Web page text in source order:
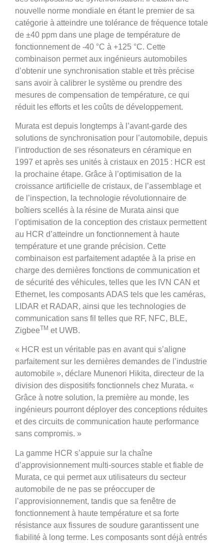
nouvelle norme mondiale en étant le premier de sa
catégorie à atteindre une tolérance de fréquence totale
de ±40 ppm dans une plage de température de
fonctionnement de -40 °C à +125 °C. Cette
combinaison permet aux ingénieurs automobiles
d’obtenir une synchronisation stable et très précise
sans avoir à calibrer le système ou prendre des
mesures de compensation de température, ce qui
réduit les efforts et les coûts de développement.
Murata est depuis longtemps à l’avant-garde des
solutions de synchronisation pour l’automobile, depuis
l’introduction de ses résonateurs en céramique en
1997 et après ses unités à cristaux en 2015 : HCR est
la prochaine étape. Grâce à l’optimisation de la
croissance artificielle de cristaux, de l’assemblage et
de l’inspection, la technologie révolutionnaire de
boîtiers scellés à la résine de Murata ainsi que
l’optimisation de la conception des cristaux permettent
au HCR d’atteindre un fonctionnement à haute
température et une grande précision. Cette
combinaison est parfaitement adaptée à la prise en
charge des dernières fonctions de communication et
de sécurité des véhicules, telles que les IVN CAN et
Ethernet, les composants ADAS tels que les caméras,
LIDAR et RADAR, ainsi que les technologies de
communication sans fil telles que RF, NFC, BLE,
ZigbeeTM et UWB.
« HCR est un véritable pas en avant qui s’aligne
parfaitement sur les dernières demandes de l’industrie
automobile », déclare Munenori Hikita, directeur de la
division des dispositifs fonctionnels chez Murata. «
Grâce à notre solution, la première au monde, les
ingénieurs pourront déployer des conceptions réduites
et des circuits de communication haute performance
sans compromis. »
La gamme HCR s’appuie sur la chaîne
d’approvisionnement multi-sources stable et fiable de
Murata, ce qui permet aux utilisateurs du secteur
automobile de ne pas se préoccuper de
l’approvisionnement, tandis que sa fenêtre de
fonctionnement à haute température et sa forte
résistance aux fissures de soudure garantissent une
fiabilité à long terme. Les composants sont déjà entrés